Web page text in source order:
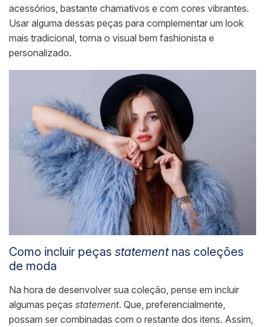
acessórios, bastante chamativos e com cores vibrantes.
Usar alguma dessas peças para complementar um look
mais tradicional, torna o visual bem fashionista e
personalizado.
Como incluir peças statement nas coleções
de moda
Na hora de desenvolver sua coleção, pense em incluir
algumas peças statement. Que, preferencialmente,
possam ser combinadas com o restante dos itens. Assim,